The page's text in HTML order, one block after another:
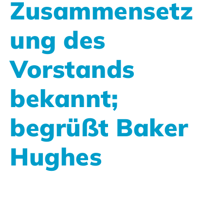
Zusammensetz
ung des
Vorstands
bekannt;
begrüßt Baker
Hughes